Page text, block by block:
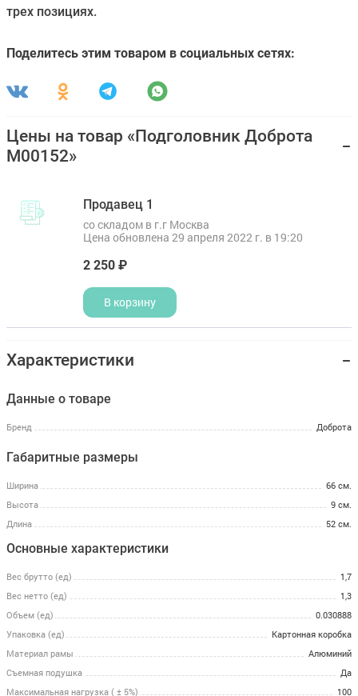
трех позициях.
Поделитесь этим товаром в социальных сетях:
Цены на товар «Подголовник Доброта
M00152»
Продавец 1
со складом в г.г Москва
Цена обновлена 29 апреля 2022 г. в 19:20
2 250 ₽
В корзину
Характеристики
Данные о товаре
Бренд Доброта
Габаритные размеры
Ширина
66 см.
Высота
9 см.
Длина
52 см.
Основные характеристики
Вес брутто (ед)
1,7
Вес нетто (ед)
1,3
Объем (ед)
0.030888
Упаковка (ед)
Картонная коробка
Материал рамы
Алюминий
Съемная подушка
Да
Максимальная нагрузка ( ± 5%)
100